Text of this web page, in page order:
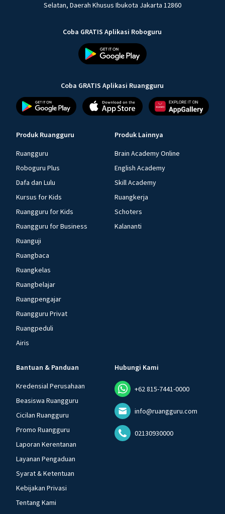
Selatan, Daerah Khusus Ibukota Jakarta 12860
Coba GRATIS Aplikasi Roboguru
Coba GRATIS Aplikasi Ruangguru
Produk Ruangguru
Ruangguru
Roboguru Plus
Dafa dan Lulu
Kursus for Kids
Ruangguru for Kids
Ruangguru for Business
Ruanguji
Ruangbaca
Ruangkelas
Ruangbelajar
Ruangpengajar
Ruangguru Privat
Ruangpeduli
Airis
Produk Lainnya
Brain Academy Online
English Academy
Skill Academy
Ruangkerja
Schoters
Kalananti
Bantuan & Panduan
Kredensial Perusahaan
Beasiswa Ruangguru
Cicilan Ruangguru
Promo Ruangguru
Laporan Kerentanan
Layanan Pengaduan
Syarat & Ketentuan
Kebijakan Privasi
Tentang Kami
Hubungi Kami
+62 815-7441-0000
info@ruangguru.com
02130930000